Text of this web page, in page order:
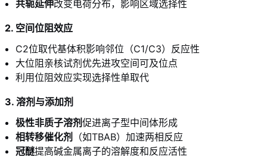
共轭延伸改变电荷分布，影响区域选择性
2. 空间位阻效应
C2位取代基体积影响邻位（C1/C3）反应性
大位阻亲核试剂优先进攻空间可及位点
利用位阻效应实现选择性单取代
3. 溶剂与添加剂
极性非质子溶剂促进离子型中间体形成
相转移催化剂
（如TBAB）加速两相反应
冠醚提高碱金属离子的溶解度和反应活性